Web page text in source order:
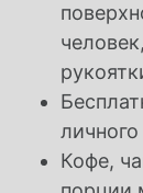
Кофе,